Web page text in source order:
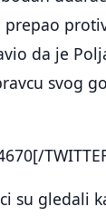
da je
svog
su gledali